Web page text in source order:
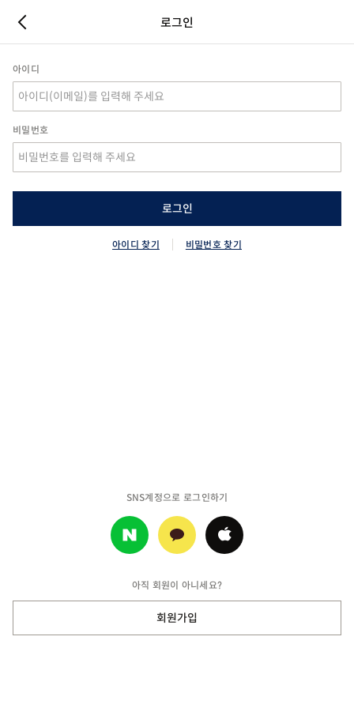
로그인
아이디
비밀번호
로그인
아이디 찾기 비밀번호 찾기
SNS계정으로 로그인하기
아직 회원이 아니세요?
회원가입